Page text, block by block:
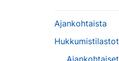
Ajankohtaista
Hukkumistilastot